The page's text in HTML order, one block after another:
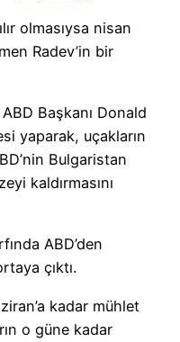
olmasıysa nisan
Radev’in bir
Başkanı Donald
yaparak, uçakların
Bulgaristan
kaldırmasını
ABD’den
çıktı.
kadar mühlet
o güne kadar